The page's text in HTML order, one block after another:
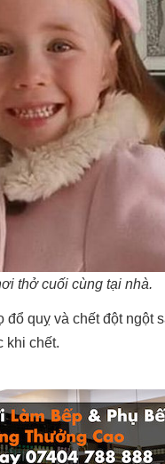
thở cuối cùng tại nhà.
quỵ và chết đột ngột
khi chết.